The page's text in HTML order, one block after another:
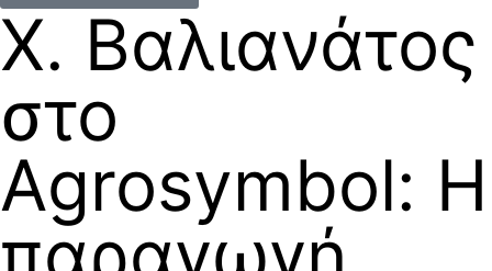
Χ. Βαλιανάτος
στο
Agrosymbol: Η